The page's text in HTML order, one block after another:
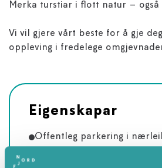
Merka turstiar i flott natur –
Vi vil gjere vårt beste for å gje
oppleving i fredelege
Eigenskapar
Offentleg parkering i